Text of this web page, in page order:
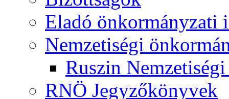
Eladó önkormányzati
Nemzetiségi
Ruszin
RNÖ Jegyzőkönyvek